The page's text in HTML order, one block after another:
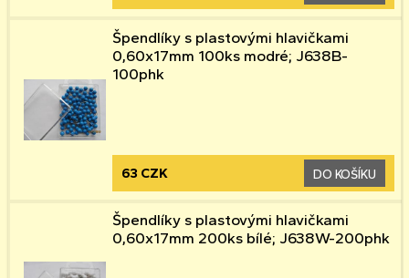
Špendlíky s plastovými hlavičkami
0,60x17mm 100ks modré; J638B-
100phk
63 CZK DO KOŠÍKU
Špendlíky s plastovými hlavičkami
0,60x17mm 200ks bílé; J638W-200phk